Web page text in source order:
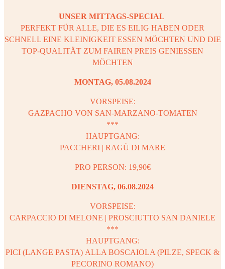
UNSER MITTAGS-SPECIAL
PERFEKT FÜR ALLE, DIE ES EILIG HABEN ODER
SCHNELL EINE KLEINIGKEIT ESSEN MÖCHTEN UND DIE
TOP-QUALITÄT ZUM FAIREN PREIS GENIESSEN
MÖCHTEN
MONTAG, 05.08.2024
VORSPEISE:
GAZPACHO VON SAN-MARZANO-TOMATEN
***
HAUPTGANG:
PACCHERI | RAGÙ DI MARE
PRO PERSON: 19,90€
DIENSTAG, 06.08.2024
VORSPEISE:
CARPACCIO DI MELONE | PROSCIUTTO SAN DANIELE
***
HAUPTGANG:
PICI (LANGE PASTA) ALLA BOSCAIOLA (PILZE, SPECK &
PECORINO ROMANO)